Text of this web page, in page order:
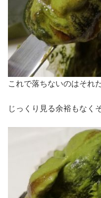
これで落ちないのはそれ
じっくり見る余裕もなく